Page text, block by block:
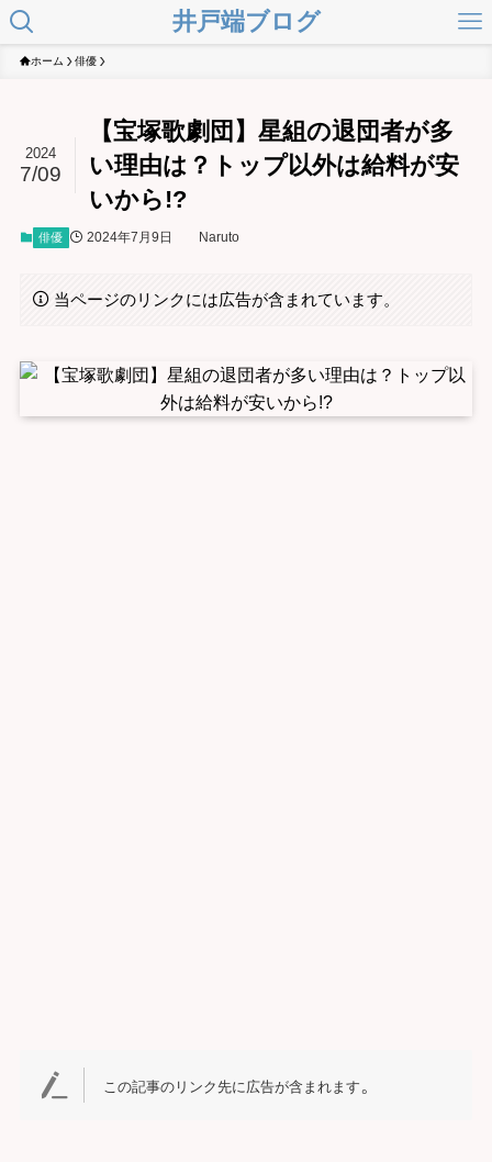
井戸端ブログ
ホーム 俳優
【宝塚歌劇団】星組の退団者が多
い理由は？トップ以外は給料が安
いから!?
2024
7/09
俳優 2024年7月9日 Naruto
当ページのリンクには広告が含まれています。
この記事のリンク先に広告が含まれます。